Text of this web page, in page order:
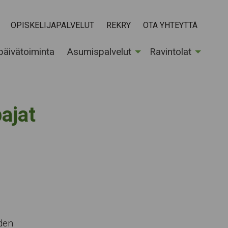
OPISKELIJAPALVELUT REKRY OTA YHTEYTTÄ
Asumispalvelut Ravintolat